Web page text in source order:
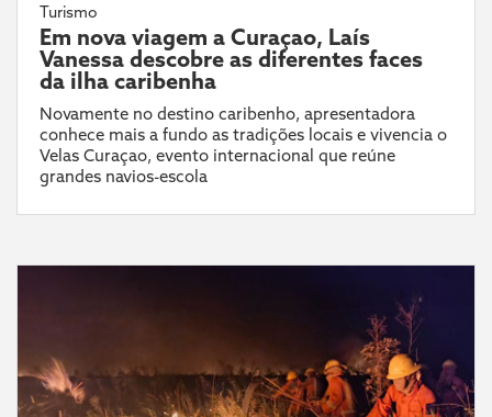
Turismo
Em nova viagem a Curaçao, Laís
Vanessa descobre as diferentes faces
da ilha caribenha
Novamente no destino caribenho, apresentadora
conhece mais a fundo as tradições locais e vivencia o
Velas Curaçao, evento internacional que reúne
grandes navios-escola